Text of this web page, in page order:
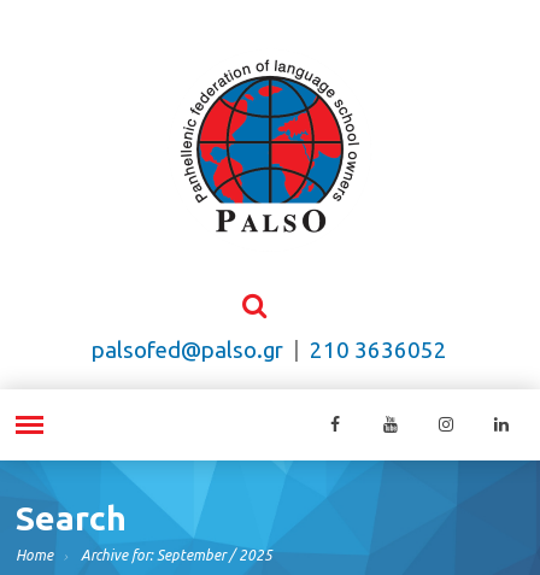
palsofed@palso.gr 210 3636052
Search
Home Archive for: September / 2025